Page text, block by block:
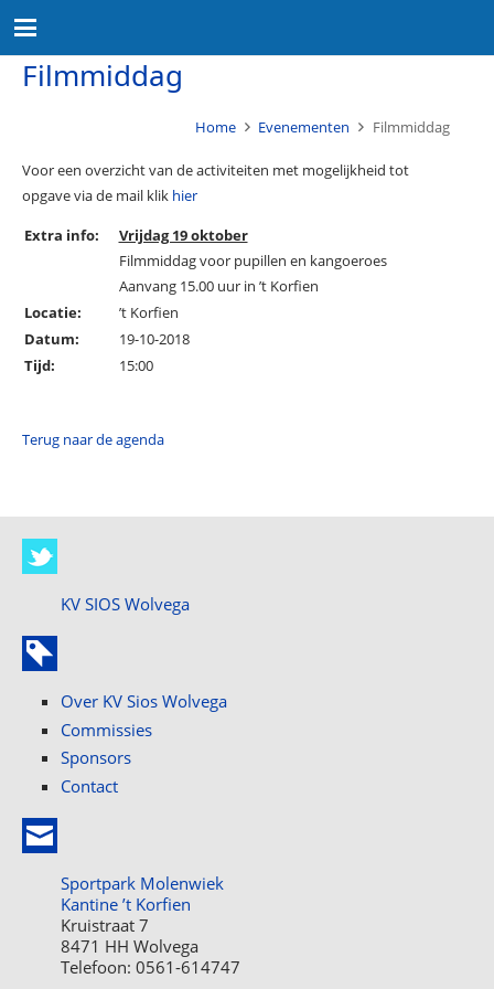
Filmmiddag
Home Evenementen Filmmiddag
Voor een overzicht van de activiteiten met mogelijkheid tot
opgave via de mail klik hier
Extra info:
Vrijdag 19 oktober
Filmmiddag voor pupillen en kangoeroes
Aanvang 15.00 uur in ’t Korfien
Locatie:
’t Korfien
Datum:
19-10-2018
Tijd:
15:00
Terug naar de agenda
KV SIOS Wolvega
Over KV Sios Wolvega
Commissies
Sponsors
Contact
Sportpark Molenwiek
Kantine ’t Korfien
Kruistraat 7
8471 HH Wolvega
Telefoon: 0561-614747